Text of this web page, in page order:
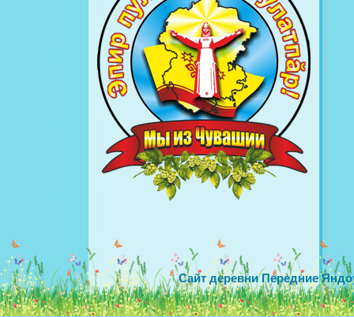
Сайт деревни Передние